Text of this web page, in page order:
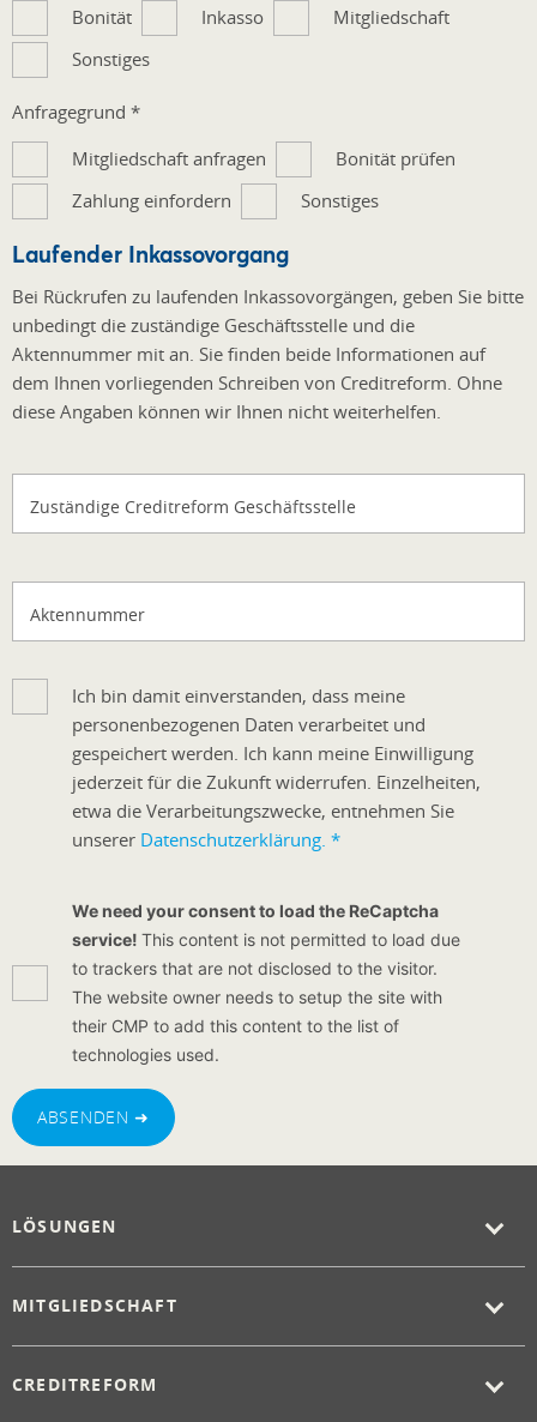
Bonität
Inkasso
Mitgliedschaft
Sonstiges
Anfragegrund *
Mitgliedschaft anfragen
Bonität prüfen
Zahlung einfordern
Sonstiges
Laufender Inkassovorgang
Bei Rückrufen zu laufenden Inkassovorgängen, geben Sie bitte
unbedingt die zuständige Geschäftsstelle und die
Aktennummer mit an. Sie finden beide Informationen auf
dem Ihnen vorliegenden Schreiben von Creditreform. Ohne
diese Angaben können wir Ihnen nicht weiterhelfen.
Zuständige Creditreform Geschäftsstelle
Aktennummer
Ich bin damit einverstanden, dass meine
personenbezogenen Daten verarbeitet und
gespeichert werden. Ich kann meine Einwilligung
jederzeit für die Zukunft widerrufen. Einzelheiten,
etwa die Verarbeitungszwecke, entnehmen Sie
unserer Datenschutzerklärung. *
We need your consent to load the ReCaptcha
service! This content is not permitted to load due
to trackers that are not disclosed to the visitor.
The website owner needs to setup the site with
their CMP to add this content to the list of
technologies used.
ABSENDEN ➜
LÖSUNGEN
MITGLIEDSCHAFT
CREDITREFORM